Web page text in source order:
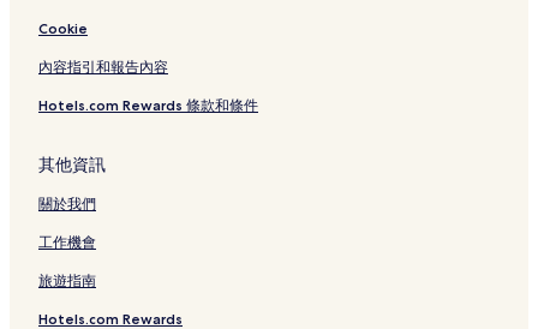
953社區購物中心附近的飯店
使館區飯店
美國大使館附近的飯店
碧差汶里站附近的飯店
Cookie
內容指引和報告內容
Hotels.com Rewards 條款和條件
其他資訊
關於我們
工作機會
旅遊指南
Hotels.com Rewards